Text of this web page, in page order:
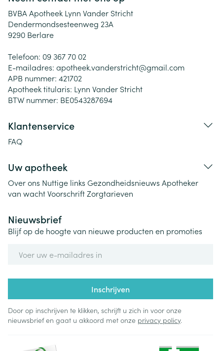
BVBA Apotheek Lynn Vander Stricht
Dendermondsesteenweg 23A
9290 Berlare
Telefoon: 09 367 70 02
E-mailadres: apotheek.vanderstricht@gmail.com
APB nummer: 421702
Apotheek titularis: Lynn Vander Stricht
BTW nummer: BE0543287694
Klantenservice
FAQ
Uw apotheek
Over ons Nuttige links Gezondheidsnieuws Apotheker
van wachtVoorschriftZorgtarieven
Nieuwsbrief
Blijf op de hoogte van nieuwe producten en promoties
Inschrijven
Door op inschrijven te klikken, schrijft u zich in voor onze
nieuwsbrief en gaat u akkoord met onze privacy policy.